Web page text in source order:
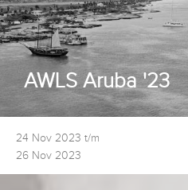
AWLS Aruba '23
24 Nov 2023 t/m
26 Nov 2023